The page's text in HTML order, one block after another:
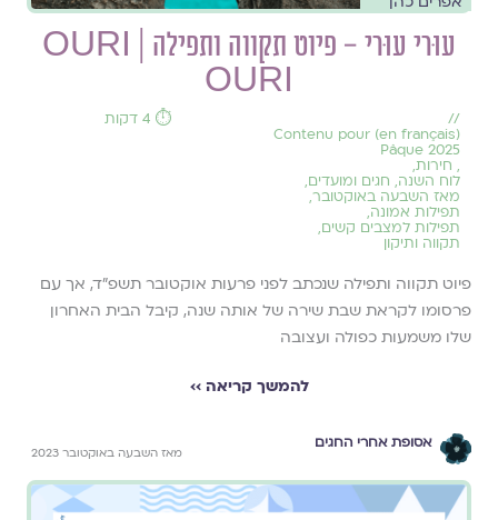
עוּרי עוּרי – פיוט תקווה ותפילה | OURI
OURI
//
(en français) Contenu pour
Pâque 2025
, חירות,
לוח השנה, חגים ומועדים,
מאז השבעה באוקטובר,
תפילות אמונה,
תפילות למצבים קשים,
תקווה ותיקון
⏱️ 4 דקות
פיוט תקווה ותפילה שנכתב לפני פרעות אוקטובר תשפ"ד, אך עם
פרסומו לקראת שבת שירה של אותה שנה, קיבל הבית האחרון
שלו משמעות כפולה ועצובה
להמשך קריאה ››
אסופת אחרי החגים
מאז השבעה באוקטובר 2023